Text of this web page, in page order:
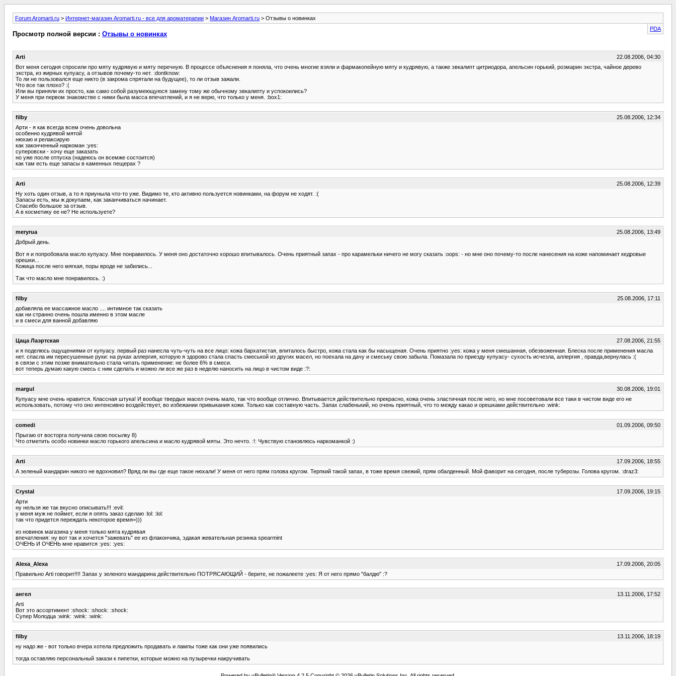
Forum Aromarti.ru > Интернет-магазин Aromarti.ru - все для ароматерапии > Магазин Aromarti.ru > Отзывы о новинках
PDA
Просмотр полной версии : Отзывы о новинках
Arti
22.08.2006, 04:30
Вот меня сегодня спросили про мяту кудрявую и мяту перечную. В процессе объяснения я поняла, что очень многие взяли и фармакопейную мяту и кудрявую, а также эвкалипт цитриодора, апельсин горький, розмарин экстра, чайное дерево
экстра, из жирных купуасу, а отзывов почему-то нет. :dontknow:
То ли не пользовался еще никто (в закрома спрятали на будущее), то ли отзыв зажали.
Что все так плохо? :(
Или вы приняли их просто, как само собой разумеющуюся замену тому же обычному эвкалипту и успокоились?
У меня при первом знакомстве с ними была масса впечатлений, и я не верю, что только у меня. :box1:
filby
25.08.2006, 12:34
Арти - я как всегда всем очень довольна
особенно кудрявой мятой
нюхаю и релаксирую
как законченный наркоман :yes:
суперовски - хочу еще заказать
но уже после отпуска (надеюсь он всемже состоится)
как там есть еще запасы в каменных пещерах ?
Arti
25.08.2006, 12:39
Ну хоть один отзыв, а то я приуныла что-то уже. Видимо те, кто активно пользуется новинками, на форум не ходят. :(
Запасы есть, мы ж докупаем, как заканчиваться начинает.
Спасибо большое за отзыв.
А в косметику ее не? Не используете?
meryrua
25.08.2006, 13:49
Добрый день.
Вот я и попробовала масло купуасу. Мне понравилось. У меня оно достаточно хорошо впитывалось. Очень приятный запах - про карамельки ничего не могу сказать :oops: - но мне оно почему-то после нанесения на коже напоминает кедровые
орешки...
Кожица после него мягкая, поры вроде не забились...
Так что масло мне понравилось. :)
filby
25.08.2006, 17:11
добавляла ее массажное масло .... интимное так сказать
как ни странно очень пошла именно в этом масле
и в смеси для ванной добавляю
Цаца Лаэртская
27.08.2006, 21:55
и я поделюсь ощущениями от купуасу. первый раз нанесла чуть-чуть на все лицо: кожа бархатистая, впиталось быстро, кожа стала как бы насыщеная. Очень приятно :yes: кожа у меня смешанная, обезвоженная. Блеска после применения масла
нет. спасла им пересушенные руки: на руках аллергия, которую я здорово стала спасть смеськой из других масел, но поехала на дачу и смеську свою забыла. Помазала по приезду купуасу- сухость исчезла, аллергия , правда,вернулась :(
в связи с этим позже внимательно стала читать применение: не более 6% в смеси.
вот теперь думаю какую смесь с ним сделать и можно ли все же раз в неделю наносить на лицо в чистом виде :?:
margul
30.08.2006, 19:01
Купуасу мне очень нравится. Классная штука! И вообще твердых масел очень мало, так что вообще отлично. Впитывается действительно прекрасно, кожа очень эластичная после него, но мне посоветовали все таки в чистом виде его не
использовать, потому что оно интенсивно воздействует, во избежании привыкания кожи. Только как составную часть. Запах слабенький, но очень приятный, что то между какао и орешками действительно :wink:
comedi
01.09.2006, 09:50
Прыгаю от восторга получила свою посылку 8)
Что отметить особо новинки масло горького апельсина и масло кудрявой мяты. Это нечто. :!: Чувствую становлюсь наркоманкой :)
Arti
17.09.2006, 18:55
А зеленый мандарин никого не вдохновил? Вряд ли вы где еще такое нюхали! У меня от него прям голова кругом. Терпкий такой запах, в тоже время свежий, прям обалденный. Мой фаворит на сегодня, после туберозы. Голова кругом. :draz3:
Crystal
17.09.2006, 19:15
Арти
ну нельзя же так вкусно описывать!!! :evil:
у меня муж не поймет, если я опять заказ сделаю :lol: :lol:
так что придется переждать некоторое время=)))
из новинок магазина у меня только мята кудрявая
впечатления: ну вот так и хочется "зажевать" ее из флакончика, эдакая жевательная резинка spearmint
ОЧЕНЬ И ОЧЕНЬ мне нравится :yes: :yes:
Alexa_Alexa
17.09.2006, 20:05
Правильно Arti говорит!!!! Запах у зеленого мандарина действительно ПОТРЯСАЮЩИЙ - берите, не пожалеете :yes: Я от него прямо "балдю" :?
ангел
13.11.2006, 17:52
Arti
Вот это ассортимент :shock: :shock: :shock:
Супер Молодца :wink: :wink: :wink:
filby
13.11.2006, 18:19
ну надо же - вот только вчера хотела предложить продавать и лампы тоже как они уже появились
тогда оставляю персональный закази к пипетки, которые можно на пузыречки накручивать